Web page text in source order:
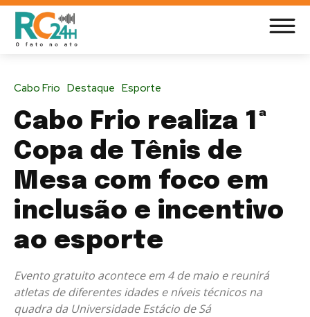
Cabo Frio Destaque Esporte
Cabo Frio realiza 1ª
Copa de Tênis de
Mesa com foco em
inclusão e incentivo
ao esporte
Evento gratuito acontece em 4 de maio e reunirá
atletas de diferentes idades e níveis técnicos na
quadra da Universidade Estácio de Sá